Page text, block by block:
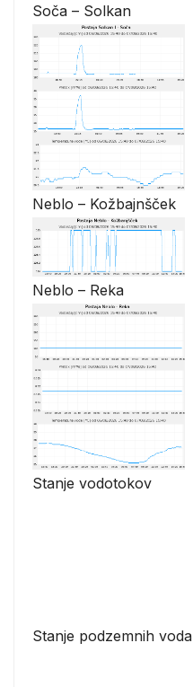
Soča – Solkan
Neblo – Kožbajnšček
Neblo – Reka
Stanje vodotokov
Stanje podzemnih voda